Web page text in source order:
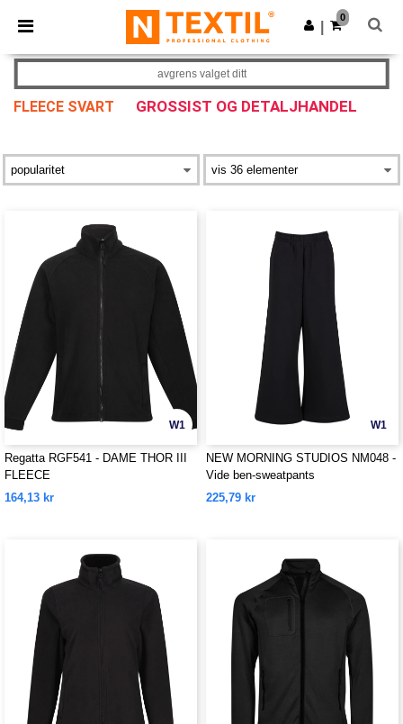
× Ntextil-app
Bedre priser i appen!
Last ned app
0
FLEECE SVART GROSSIST OG DETALJHANDEL
avgrens valget ditt
W1
Regatta RGF541 - DAME THOR III
FLEECE
164,13 kr
W1
NEW MORNING STUDIOS NM048 -
Vide ben-sweatpants
225,79 kr